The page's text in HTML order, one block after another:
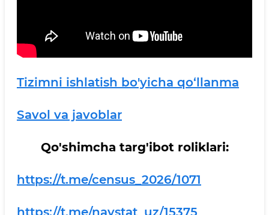
Tizimni ishlatish bo'yicha qo‘llanma
Savol va javoblar
Qo'shimcha targ'ibot roliklari:
https://t.me/census_2026/1071
https://t.me/navstat_uz/15375